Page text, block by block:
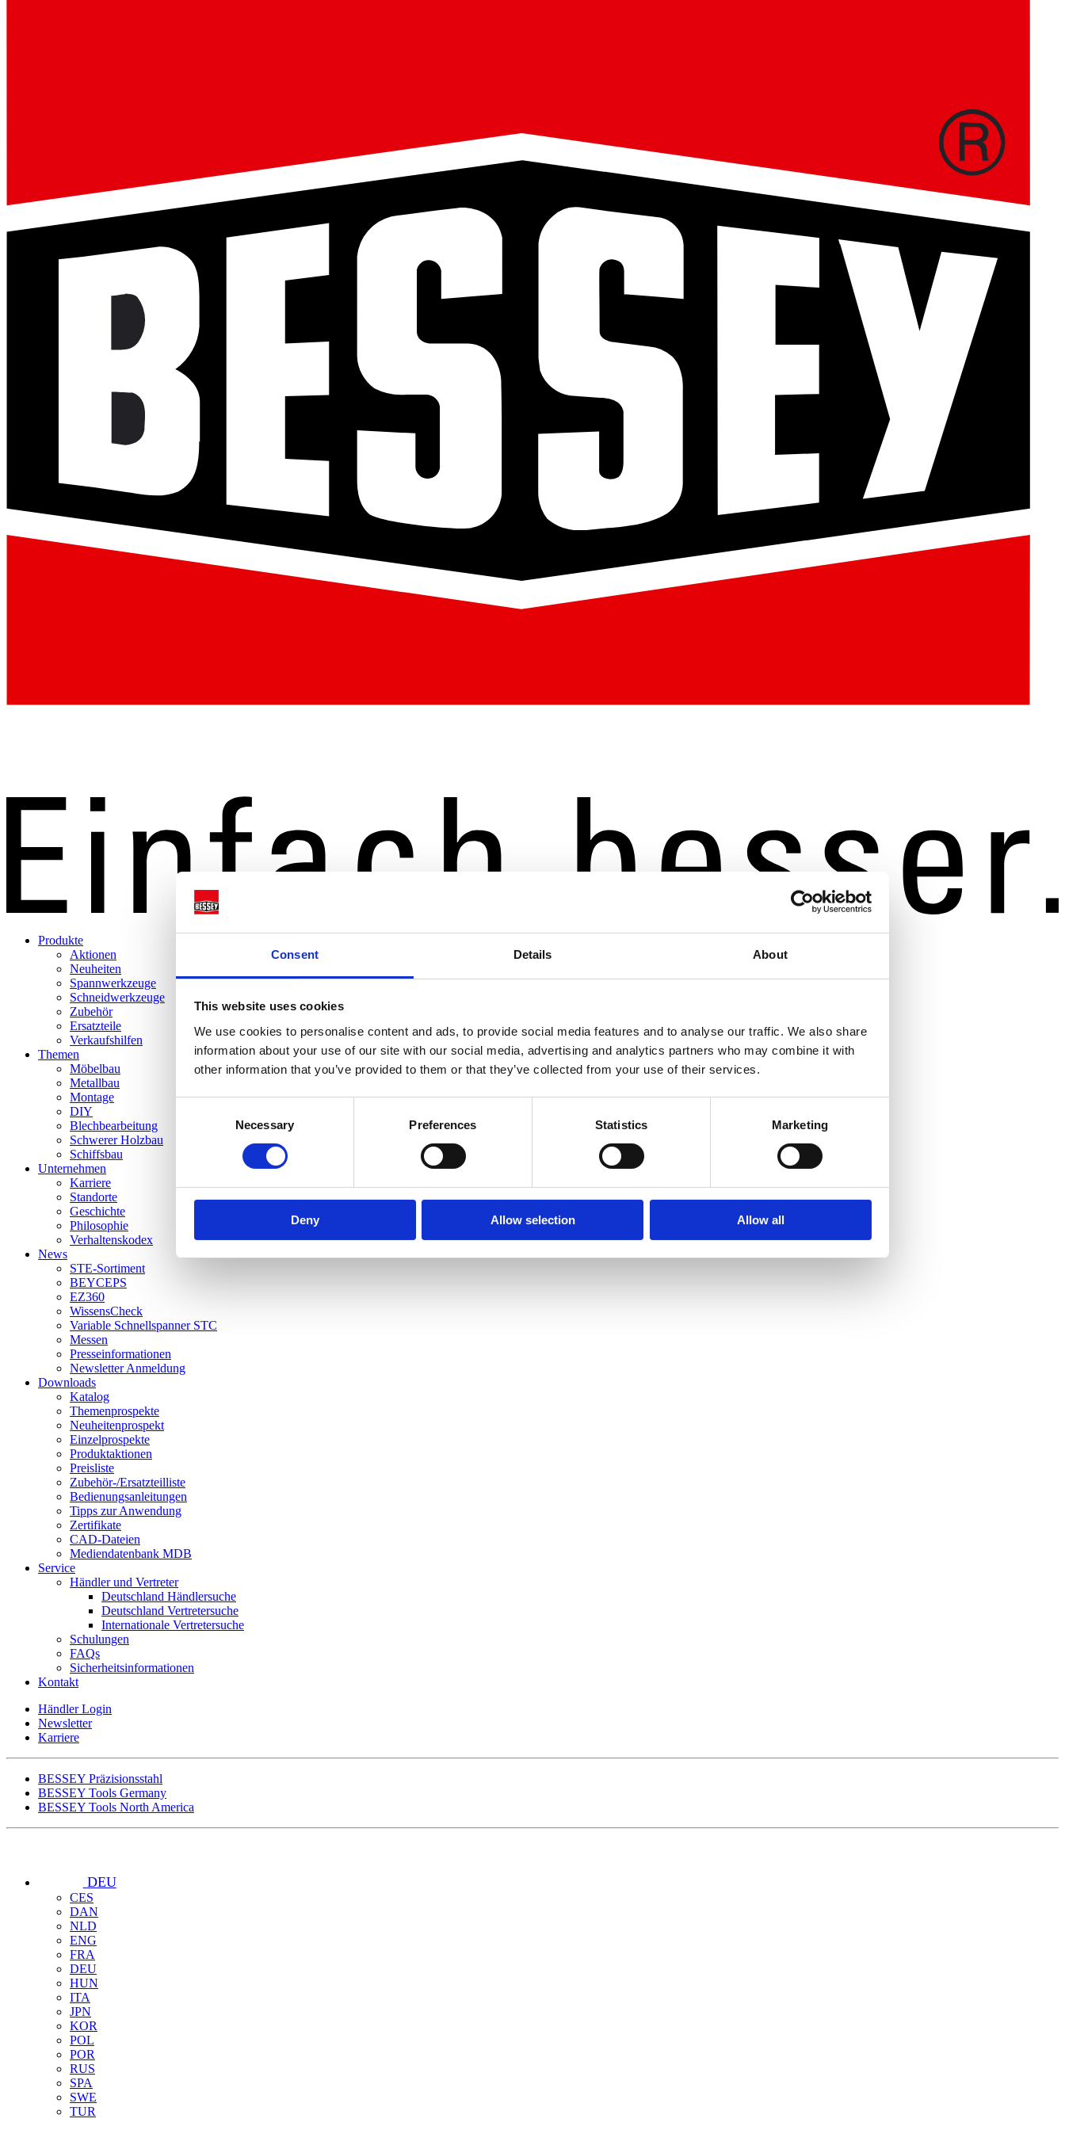
Consent Details About
This website uses cookies
We use cookies to personalise content and ads, to provide social media features and to analyse our traffic. We also share
information about your use of our site with our social media, advertising and analytics partners who may combine it with
other information that you’ve provided to them or that they’ve collected from your use of their services.
Necessary Preferences Statistics Marketing
Deny Allow selection Allow all
Produkte
Aktionen
Neuheiten
Spannwerkzeuge
Schneidwerkzeuge
Zubehör
Ersatzteile
Verkaufshilfen
Themen
Möbelbau
Metallbau
Montage
DIY
Blechbearbeitung
Schwerer Holzbau
Schiffsbau
Unternehmen
Karriere
Standorte
Geschichte
Philosophie
Verhaltenskodex
News
STE-Sortiment
BEYCEPS
EZ360
WissensCheck
Variable Schnellspanner STC
Messen
Presseinformationen
Newsletter Anmeldung
Downloads
Katalog
Themenprospekte
Neuheitenprospekt
Einzelprospekte
Produktaktionen
Preisliste
Zubehör-/Ersatzteilliste
Bedienungsanleitungen
Tipps zur Anwendung
Zertifikate
CAD-Dateien
Mediendatenbank MDB
Service
Händler und Vertreter
Deutschland Händlersuche
Deutschland Vertretersuche
Internationale Vertretersuche
Schulungen
FAQs
Sicherheitsinformationen
Kontakt
Händler Login
Newsletter
Karriere
BESSEY Präzisionsstahl
BESSEY Tools Germany
BESSEY Tools North America
DEU
CES
DAN
NLD
ENG
FRA
DEU
HUN
ITA
JPN
KOR
POL
POR
RUS
SPA
SWE
TUR